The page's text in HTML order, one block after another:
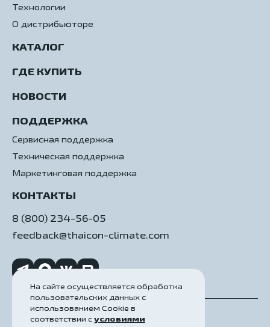
Технологии
О дистрибьюторе
КАТАЛОГ
ПОДДЕРЖКА
Сервисная поддержка
Техническая поддержка
Маркетинговая поддержка
КОНТАКТЫ
8 (800) 234-56-05
feedback@thaicon-climate.com
ГДЕ КУПИТЬ
НОВОСТИ
Политика конфиденциальности
На сайте осуществляется обработка
пользовательских данных с
использованием Cookie в
соответствии с условиями